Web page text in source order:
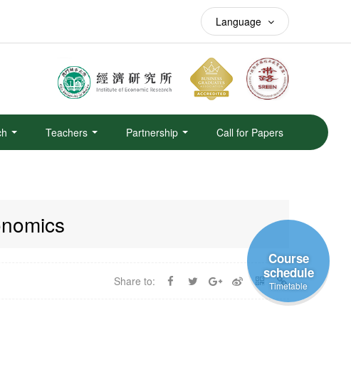
Language
Teachers Partnership Call for Papers
Share to:
Course
schedule
Timetable